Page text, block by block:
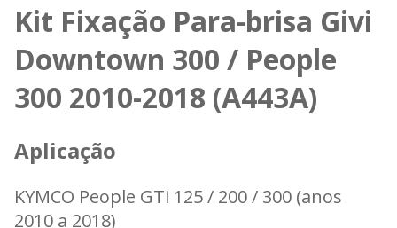
Kit Fixação Para-brisa Givi
Downtown 300 / People
300 2010-2018 (A443A)
Aplicação
KYMCO People GTi 125 / 200 / 300 (anos
2010 a 2018)